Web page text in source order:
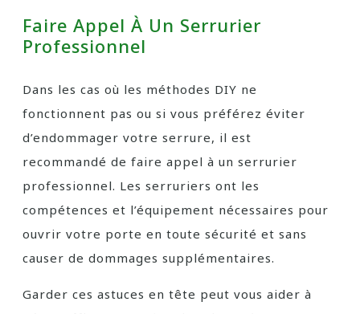
Faire Appel À Un Serrurier
Professionnel
Dans les cas où les méthodes DIY ne
fonctionnent pas ou si vous préférez éviter
d’endommager votre serrure, il est
recommandé de faire appel à un serrurier
professionnel. Les serruriers ont les
compétences et l’équipement nécessaires pour
ouvrir votre porte en toute sécurité et sans
causer de dommages supplémentaires.
Garder ces astuces en tête peut vous aider à